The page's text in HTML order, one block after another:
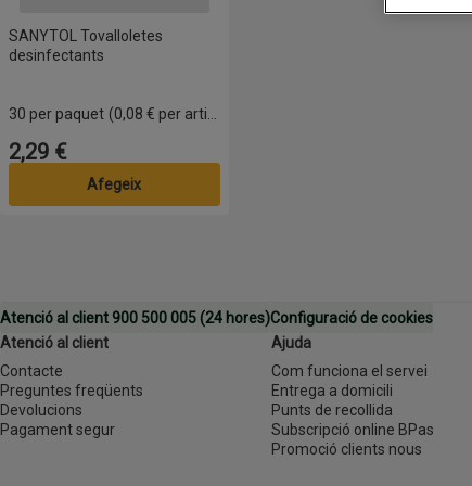
SANYTOL Tovalloletes
desinfectants
30 per paquet (0,08 € per article)
Preu
2,29 €
Afegeix
Atenció al client 900 500 005 (24 hores)Configuració de cookies
Atenció al client
Contacte
Preguntes freqüents
Devolucions
Pagament segur
Ajuda
Com funciona el servei
Entrega a domicili
Punts de recollida
Subscripció online BPas
Promoció clients nous